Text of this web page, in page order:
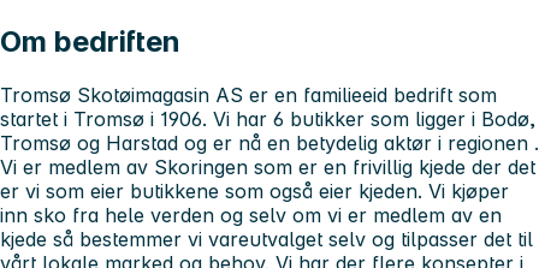
Om bedriften
Tromsø Skotøimagasin AS er en familieeid bedrift som
startet i Tromsø i 1906. Vi har 6 butikker som ligger i Bodø,
Tromsø og Harstad og er nå en betydelig aktør i regionen .
Vi er medlem av Skoringen som er en frivillig kjede der det
er vi som eier butikkene som også eier kjeden. Vi kjøper
inn sko fra hele verden og selv om vi er medlem av en
kjede så bestemmer vi vareutvalget selv og tilpasser det til
vårt lokale marked og behov. Vi har der flere konsepter i